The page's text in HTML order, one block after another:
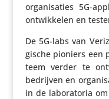
orga­ni­sa­ties 5G-
ontwik­kelen en
De 5G-labs van
gi­sche pioniers een
teem verder te
bedrijven en
in de labo­ra­toria